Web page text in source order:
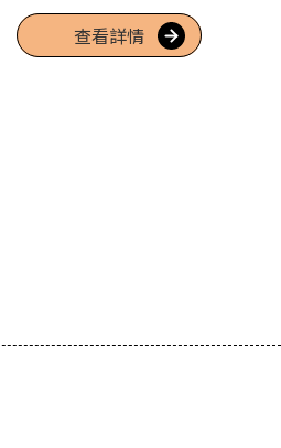
查看詳情